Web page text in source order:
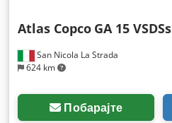
San Nicola La Strada
624 km
Atlas Copco GA 15 VSDSs
Побарајте